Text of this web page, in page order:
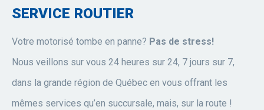
SERVICE ROUTIER
Votre motorisé tombe en panne? Pas de stress!
Nous veillons sur vous 24 heures sur 24, 7 jours sur 7,
dans la grande région de Québec en vous offrant les
mêmes services qu’en succursale, mais, sur la route !